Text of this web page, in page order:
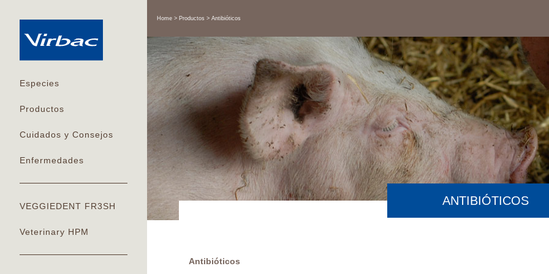
Especies
Productos
Cuidados y Consejos
Enfermedades
VEGGIEDENT FR3SH
Veterinary HPM
Home Productos Antibióticos
ANTIBIÓTICOS
Antibióticos